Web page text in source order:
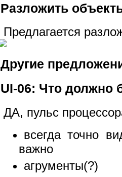
Разложить
Предлагается
Другие
UI-06: Что должно
ДА, пульс
всегда точно
важно
агрументы(?)